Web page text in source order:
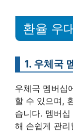
환율 우
1. 우체국
우체국 멤버십
할 수 있으며,
습니다. 멤버
해 손쉽게 관